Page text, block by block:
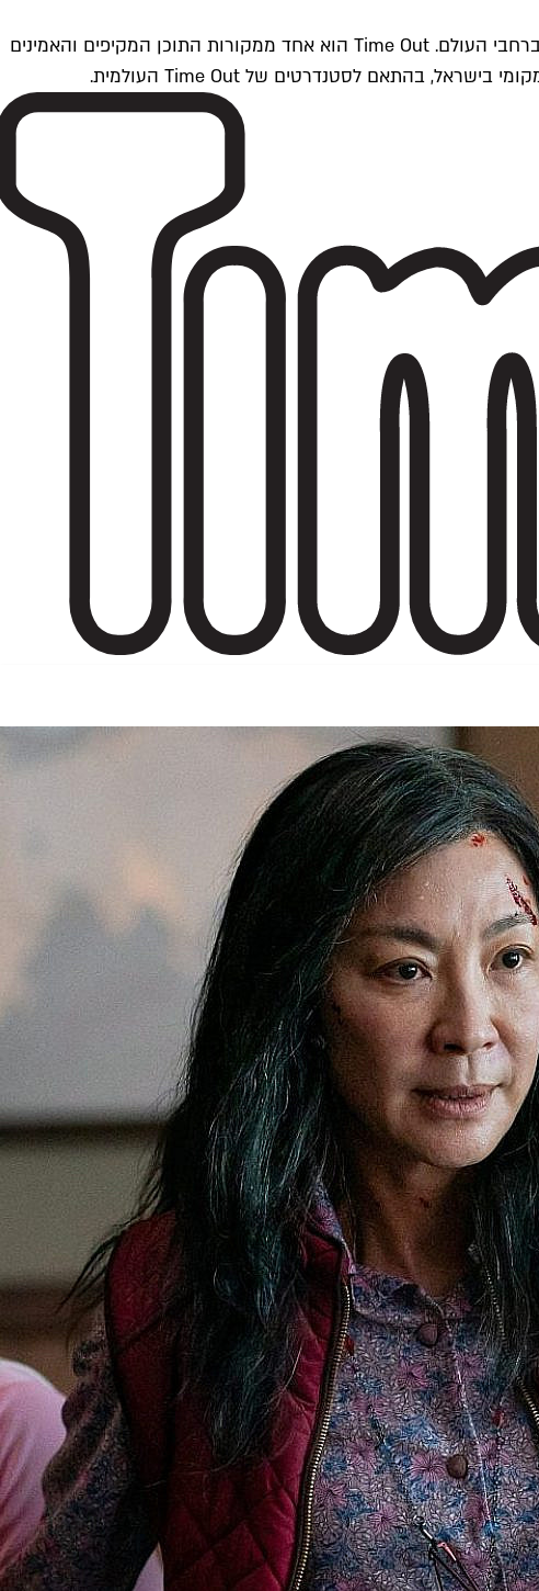
Time Outתל אביב הוא חלק מרשת Time Out Global — רשת מדיה בינלאומית הפועלת ב-360 ערים מרכזיות וב-60 מדינות ברחבי העולם. Time Out הוא אחד ממקורות התוכן המקיפים והאמינים